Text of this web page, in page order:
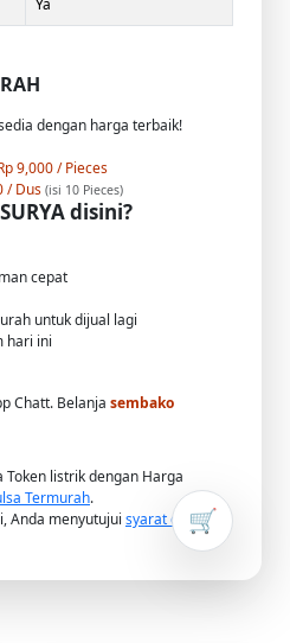
Ya
dengan harga terbaik!
9,000 / Pieces
/ Dus (isi 10 Pieces)
disini?
cepat
untuk dijual lagi
hari ini
Chatt. Belanja sembako
🛒
Token listrik dengan Harga
Termurah.
Anda menyutujui syarat dan